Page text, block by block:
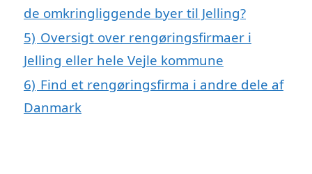
de omkringliggende byer til Jelling?
5) Oversigt over rengøringsfirmaer i
Jelling eller hele Vejle kommune
6) Find et rengøringsfirma i andre dele af
Danmark